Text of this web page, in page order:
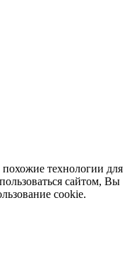
технологии для
сайтом, Вы
cookie.